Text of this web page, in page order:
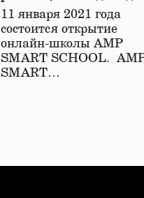
11 января 2021 года
состоится открытие
онлайн-школы АМР
SMART SCHOOL.
SMART…